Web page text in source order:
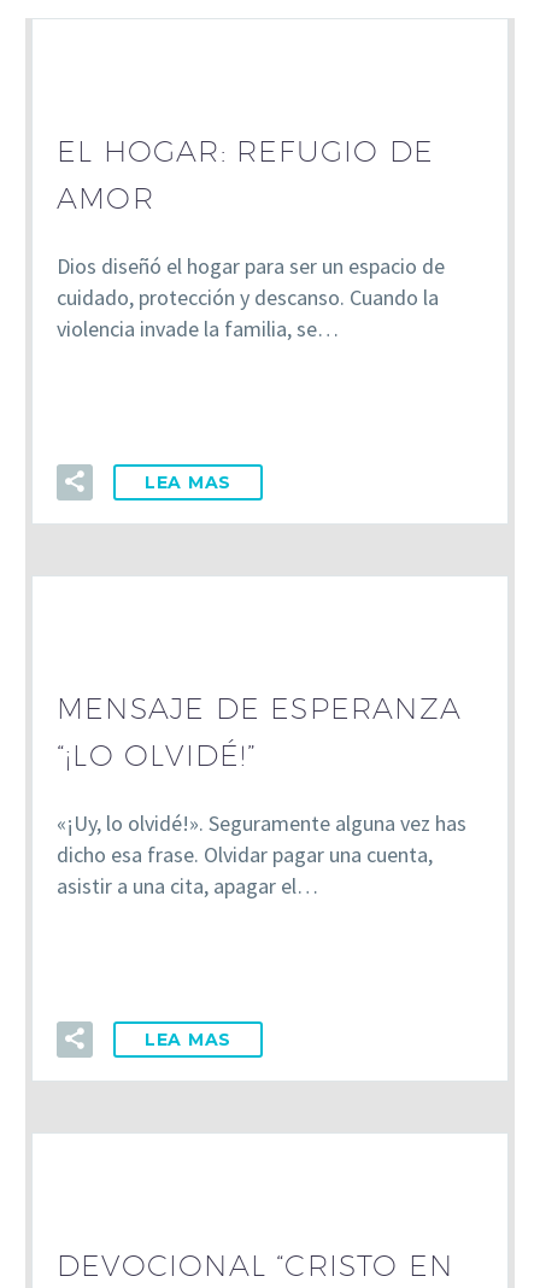
EL HOGAR: REFUGIO DE
AMOR
Dios diseñó el hogar para ser un espacio de
cuidado, protección y descanso. Cuando la
violencia invade la familia, se…
LEA MAS
MENSAJE DE ESPERANZA
“¡LO OLVIDÉ!”
«¡Uy, lo olvidé!». Seguramente alguna vez has
dicho esa frase. Olvidar pagar una cuenta,
asistir a una cita, apagar el…
LEA MAS
DEVOCIONAL “CRISTO EN